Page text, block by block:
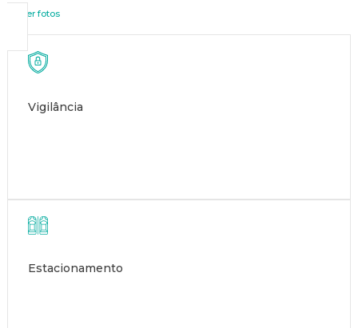
ver fotos
Vigilância
Estacionamento